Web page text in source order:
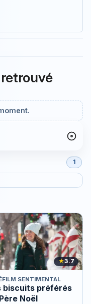
1
★3.7
SENTIMENTAL
biscuits préférés
Noël